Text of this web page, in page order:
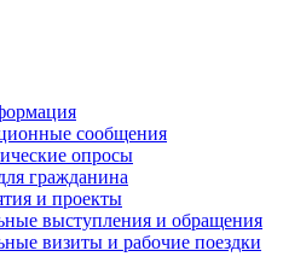
сообщения
опросы
гражданина
и проекты
выступления и обращения
визиты и рабочие поездки